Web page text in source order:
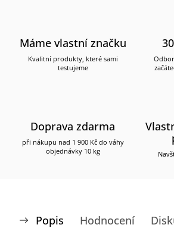
Máme vlastní značku
Kvalitní produkty, které sami
testujeme
Doprava zdarma
při nákupu nad 1 900 Kč do váhy
objednávky 10 kg
Popis Hodnocení